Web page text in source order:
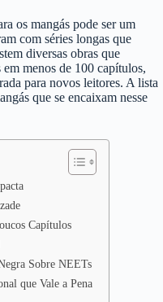
os mangás pode ser um
com séries longas que
diversas obras que
menos de 100 capítulos,
para novos leitores. A lista
que se encaixam nesse
Capítulos
Sobre NEETs
que Vale a Pena